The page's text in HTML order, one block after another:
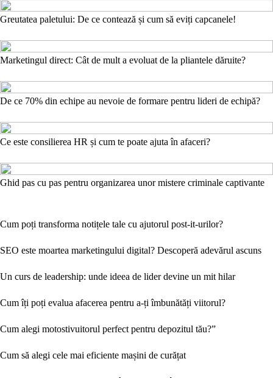
Greutatea paletului: De ce contează și cum să eviți capcanele!
Marketingul direct: Cât de mult a evoluat de la pliantele dăruite?
De ce 70% din echipe au nevoie de formare pentru lideri de echipă?
Ce este consilierea HR și cum te poate ajuta în afaceri?
Ghid pas cu pas pentru organizarea unor mistere criminale captivante
Cum poți transforma notițele tale cu ajutorul post-it-urilor?
SEO este moartea marketingului digital? Descoperă adevărul ascuns
Un curs de leadership: unde ideea de lider devine un mit hilar
Cum îți poți evalua afacerea pentru a-ți îmbunătăți viitorul?
Cum alegi motostivuitorul perfect pentru depozitul tău?”
Cum să alegi cele mai eficiente mașini de curățat